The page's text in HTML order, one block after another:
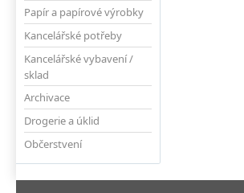
Papír a papírové výrobky
Kancelářské potřeby
Kancelářské vybavení /
sklad
Archivace
Drogerie a úklid
Občerstvení